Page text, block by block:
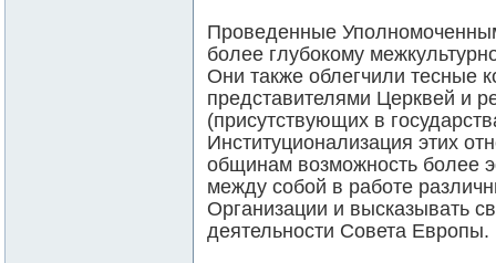
Проведенные
более глубокому
Они также облегчили тесные
представителями Церквей и
(присутствующих в
Институционализация этих
общинам возможность более
между собой в работе
Организации и высказывать
деятельности Совета Европы.